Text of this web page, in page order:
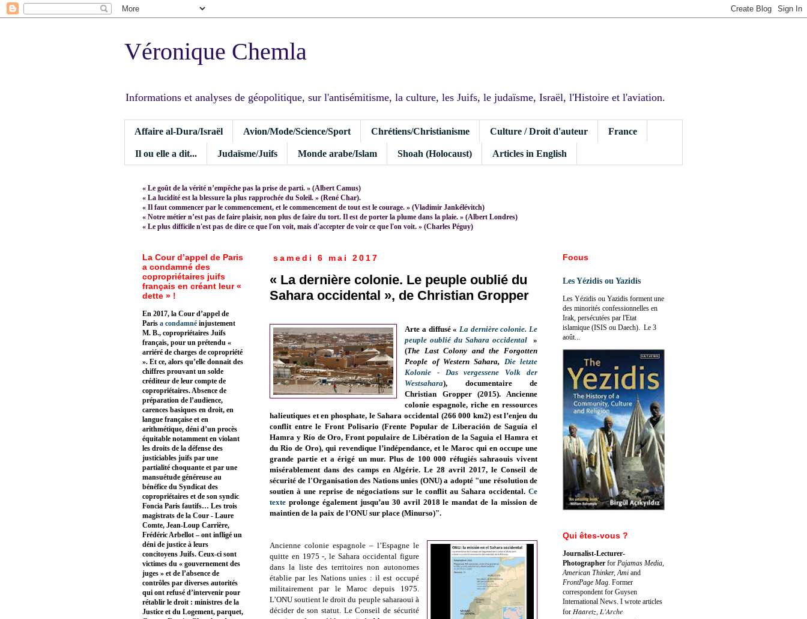
Véronique Chemla
Informations et analyses de géopolitique, sur l'antisémitisme, la culture, les Juifs, le judaïsme, Israël, l'Histoire et l'aviation.
Affaire al-Dura/Israël Avion/Mode/Science/Sport Chrétiens/Christianisme Culture / Droit d'auteur France
Il ou elle a dit... Judaïsme/Juifs Monde arabe/Islam Shoah (Holocaust) Articles in English
« Le goût de la vérité n’empêche pas la prise de parti. » (Albert Camus)
« La lucidité est la blessure la plus rapprochée du Soleil. » (René Char).
« Il faut commencer par le commencement, et le commencement de tout est le courage. » (Vladimir Jankélévitch)
« Notre métier n’est pas de faire plaisir, non plus de faire du tort. Il est de porter la plume dans la plaie. » (Albert Londres)
« Le plus difficile n'est pas de dire ce que l'on voit, mais d'accepter de voir ce que l'on voit. » (Charles Péguy)
samedi 6 mai 2017
« La dernière colonie. Le peuple oublié du
Sahara occidental », de Christian Gropper
Arte a diffusé « La dernière colonie. Le
peuple oublié du Sahara occidental »
(The Last Colony and the Forgotten
People of Western Sahara, Die letzte
Kolonie - Das vergessene Volk der
Westsahara), documentaire de
Christian Gropper (2015). Ancienne
colonie espagnole, riche en ressources
halieutiques et en phosphate, le Sahara occidental (266 000 km2) est l’enjeu du
conflit entre le Front Polisario (Frente Popular de Liberación de Saguía el
Hamra y Río de Oro, Front populaire de Libération de la Saguia el Hamra et
du Rio de Oro), qui revendique l’indépendance, et le Maroc qui en occupe une
grande partie et a érigé un mur. Plus de 100 000 réfugiés sahraouis vivent
misérablement dans des camps en Algérie. Le 28 avril 2017, le Conseil de
sécurité de l'Organisation des Nations unies (ONU) a adopté "une résolution de
soutien à une reprise de négociations sur le conflit au Sahara occidental. Ce
texte prolonge également jusqu’au 30 avril 2018 le mandat de la mission de
maintien de la paix de l’ONU sur place (Minurso)".
Ancienne colonie espagnole – l’Espagne le
quitte en 1975 -, le Sahara occidental figure
dans la liste des territoires non autonomes
établie par les Nations unies : il est occupé
militairement par le Maroc depuis 1975.
L’ONU soutient le droit du peuple saharaoui à
décider de son statut. Le Conseil de sécurité
La Cour d’appel de Paris
a condamné des
copropriétaires juifs
français en créant leur «
dette » !
En 2017, la Cour d’appel de
Paris a condamné injustement
M. B., copropriétaires Juifs
français, pour un prétendu «
arriéré de charges de copropriété
». Et ce, alors qu’elle donnait des
chiffres prouvant un solde
créditeur de leur compte de
copropriétaires. Absence de
préparation de l’audience,
carences basiques en droit, en
langue française et en
arithmétique, déni d’un procès
équitable notamment en violant
les droits de la défense des
justiciables juifs par une
partialité choquante et par une
mansuétude généreuse au
bénéfice du Syndicat des
copropriétaires et de son syndic
Foncia Paris fautifs… Les trois
magistrats de la Cour - Laure
Comte, Jean-Loup Carrière,
Frédéric Arbellot – ont infligé un
déni de justice à leurs
concitoyens Juifs. Ceux-ci sont
victimes du « gouvernement des
juges » et de l’absence de
contrôles par diverses autorités
qui ont refusé d’intervenir pour
rétablir le droit : ministres de la
Justice et du Logement, parquet,
Focus
Les Yézidis ou Yazidis
Les Yézidis ou Yazidis forment une
des minorités confessionnelles en
Irak, persécutées par l'Etat
islamique (ISIS ou Daech). Le 3
août...
Qui êtes-vous ?
Journalist-Lecturer-
Photographer for Pajamas Media,
American Thinker, Ami and
FrontPage Mag. Former
correspondent for Guysen
International News. I wrote articles
for Haaretz, L'Arche